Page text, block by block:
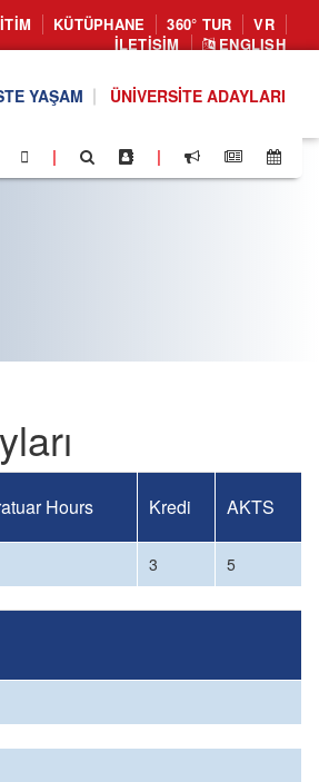
KÜTÜPHANE 360° TUR
VR
İLETIŞIM
ENGLISH
YAŞAM ÜNIVERSITE ADAYLARI
| |
Hours Kredi AKTS
3 5